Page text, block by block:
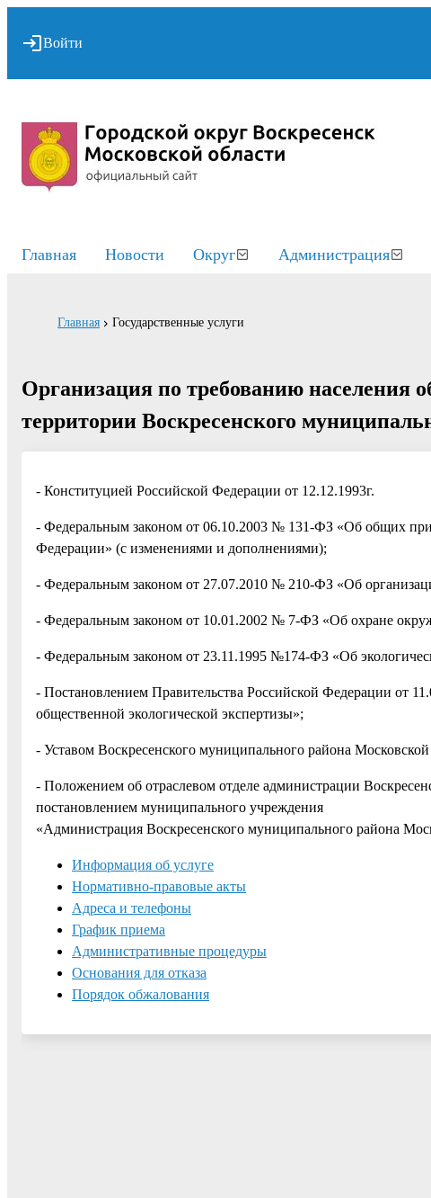
Войти
Главная Новости Округ Администрация
Главная Государственные услуги
Организация по требованию населения
территории Воскресенского
- Конституцией Российской Федерации от 12.12.1993г.
- Федеральным законом от 06.10.2003 № 131-ФЗ «Об общих
Федерации» (с изменениями и дополнениями);
- Федеральным законом от 27.07.2010 № 210-ФЗ «Об
- Федеральным законом от 10.01.2002 № 7-ФЗ «Об охране
- Федеральным законом от 23.11.1995 №174-ФЗ «Об
- Постановлением Правительства Российской Федерации от
общественной экологической экспертизы»;
- Уставом Воскресенского муниципального района Московской
- Положением об отраслевом отделе администрации
постановлением муниципального учрежде­ния
«Администрация Воскресенского муниципального района
Информация об услуге
Нормативно-правовые акты
Адреса и телефоны
График приема
Административные процедуры
Основания для отказа
Порядок обжалования